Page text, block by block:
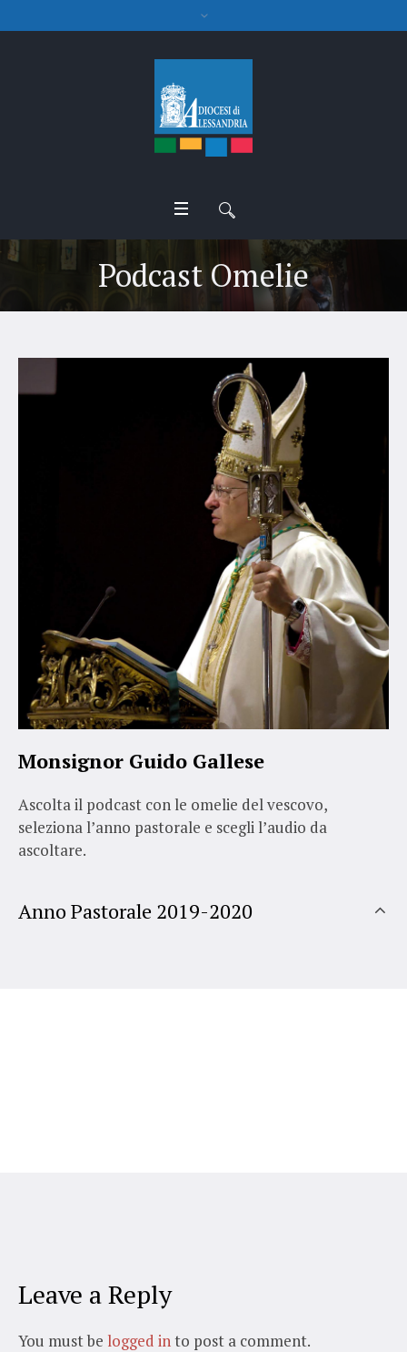
Podcast Omelie
Monsignor Guido Gallese
Ascolta il podcast con le omelie del vescovo,
seleziona l’anno pastorale e scegli l’audio da
ascoltare.
Anno Pastorale 2019-2020
Leave a Reply
You must be logged into post a comment.